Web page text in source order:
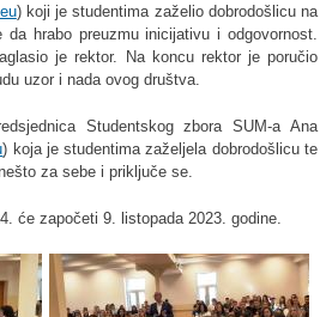
) koji je studentima zaželio dobrodošlicu na
hrabo preuzmu inicijativu i odgovornost.
je rektor. Na koncu rektor je poručio
uzor i nada ovog društva.
Studentskog zbora SUM-a Ana
) koja je studentima zaželjela dobrodošlicu te
za sebe i priključe se.
će započeti 9. listopada 2023. godine.